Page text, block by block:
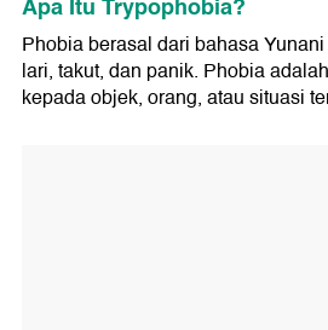
Apa Itu Trypophobia?
Phobia berasal dari bahasa
lari, takut, dan panik. Phobia
kepada objek, orang, atau situasi